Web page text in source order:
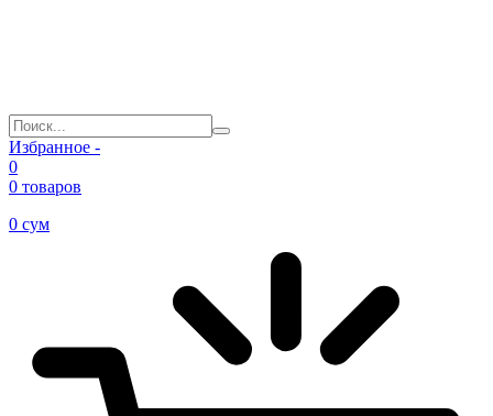
Избранное -
0
0 товаров
0 сум